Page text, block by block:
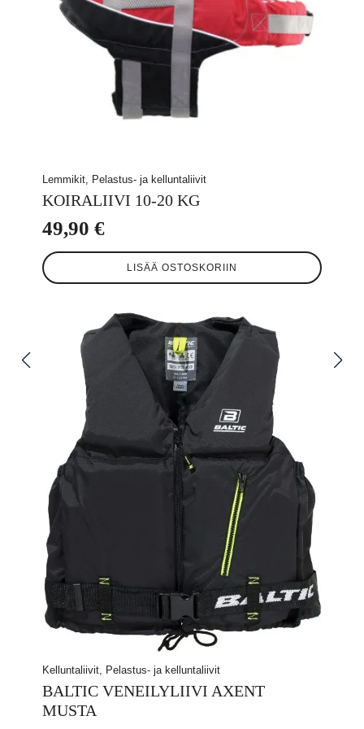
Lemmikit, Pelastus- ja kelluntaliivit
KOIRALIIVI 10-20 KG
49,90 €
LISÄÄ OSTOSKORIIN
Kelluntaliivit, Pelastus- ja kelluntaliivit
BALTIC VENEILYLIIVI AXENT
MUSTA